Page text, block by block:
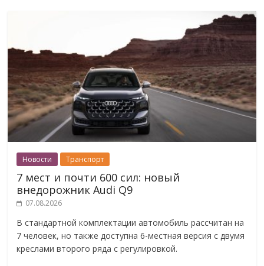
Новости Транспорт
7 мест и почти 600 сил: новый
внедорожник Audi Q9
07.08.2026
В стандартной комплектации автомобиль рассчитан на
7 человек, но также доступна 6-местная версия с двумя
креслами второго ряда с регулировкой.